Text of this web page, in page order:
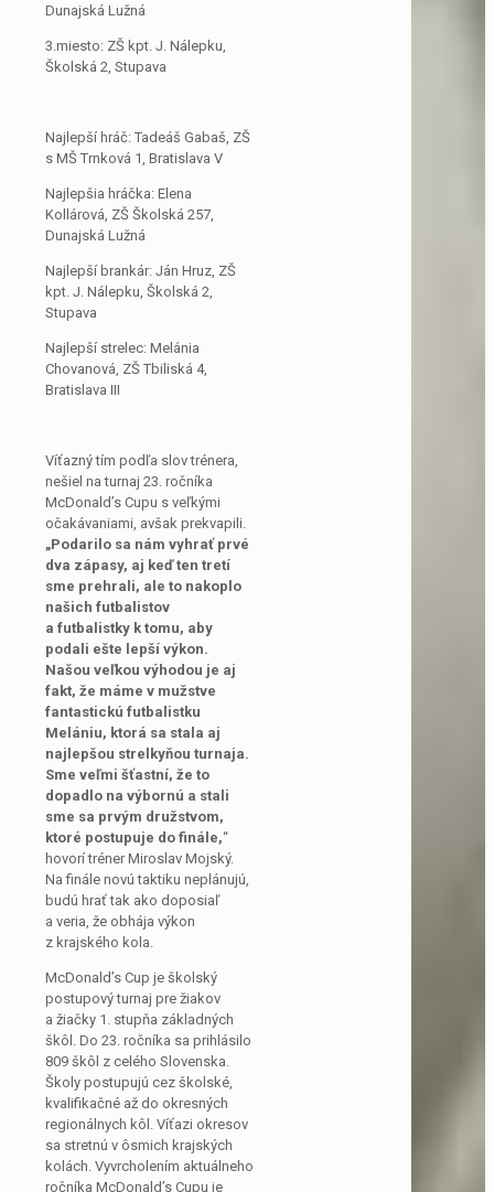
Dunajská Lužná
3.miesto: ZŠ kpt. J. Nálepku,
Školská 2, Stupava
Najlepší hráč: Tadeáš Gabaš, ZŠ
s MŠ Trnková 1, Bratislava V
Najlepšia hráčka: Elena
Kollárová, ZŠ Školská 257,
Dunajská Lužná
Najlepší brankár: Ján Hruz, ZŠ
kpt. J. Nálepku, Školská 2,
Stupava
Najlepší strelec: Melánia
Chovanová, ZŠ Tbiliská 4,
Bratislava III
Víťazný tím podľa slov trénera,
nešiel na turnaj 23. ročníka
McDonald’s Cupu s veľkými
očakávaniami, avšak prekvapili.
„Podarilo sa nám vyhrať prvé
dva zápasy, aj keď ten tretí
sme prehrali, ale to nakoplo
našich futbalistov
a futbalistky k tomu, aby
podali ešte lepší výkon.
Našou veľkou výhodou je aj
fakt, že máme v mužstve
fantastickú futbalistku
Melániu, ktorá sa stala aj
najlepšou strelkyňou turnaja.
Sme veľmi šťastní, že to
dopadlo na výbornú a stali
sme sa prvým družstvom,
ktoré postupuje do finále,“
hovorí tréner Miroslav Mojský.
Na finále novú taktiku neplánujú,
budú hrať tak ako doposiaľ
a veria, že obhája výkon
z krajského kola.
McDonald’s Cup je školský
postupový turnaj pre žiakov
a žiačky 1. stupňa základných
škôl. Do 23. ročníka sa prihlásilo
809 škôl z celého Slovenska.
Školy postupujú cez školské,
kvalifikačné až do okresných
regionálnych kôl. Víťazi okresov
sa stretnú v ôsmich krajských
kolách. Vyvrcholením aktuálneho
ročníka McDonald’s Cupu je